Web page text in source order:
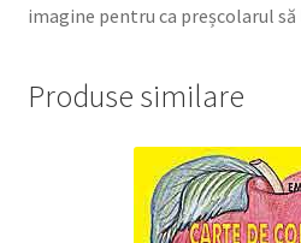
imagine pentru ca preșcolarul
Produse similare